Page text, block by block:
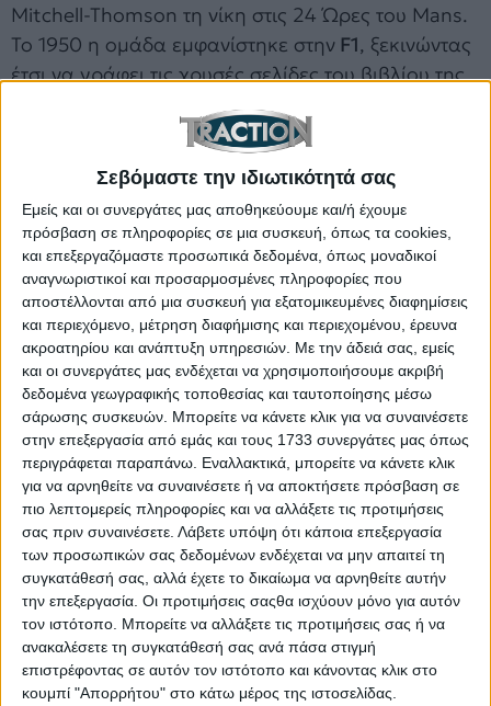
Σεβόμαστε την ιδιωτικότητά σας
Εμείς και οι συνεργάτες μας αποθηκεύουμε και/ή έχουμε
πρόσβαση σε πληροφορίες σε μια συσκευή, όπως τα cookies,
και επεξεργαζόμαστε προσωπικά δεδομένα, όπως μοναδικοί
αναγνωριστικοί και προσαρμοσμένες πληροφορίες που
αποστέλλονται από μια συσκευή για εξατομικευμένες διαφημίσεις
και περιεχόμενο, μέτρηση διαφήμισης και περιεχομένου, έρευνα
ακροατηρίου και ανάπτυξη υπηρεσιών. Με την άδειά σας, εμείς
και οι συνεργάτες μας ενδέχεται να χρησιμοποιήσουμε ακριβή
δεδομένα γεωγραφικής τοποθεσίας και ταυτοποίησης μέσω
σάρωσης συσκευών. Μπορείτε να κάνετε κλικ για να συναινέσετε
στην επεξεργασία από εμάς και τους 1733 συνεργάτες μας όπως
περιγράφεται παραπάνω. Εναλλακτικά, μπορείτε να κάνετε κλικ
για να αρνηθείτε να συναινέσετε ή να αποκτήσετε πρόσβαση σε
πιο λεπτομερείς πληροφορίες και να αλλάξετε τις προτιμήσεις
σας πριν συναινέσετε. Λάβετε υπόψη ότι κάποια επεξεργασία
των προσωπικών σας δεδομένων ενδέχεται να μην απαιτεί τη
συγκατάθεσή σας, αλλά έχετε το δικαίωμα να αρνηθείτε αυτήν
την επεξεργασία. Οι προτιμήσεις σαςθα ισχύουν μόνο για αυτόν
τον ιστότοπο. Μπορείτε να αλλάξετε τις προτιμήσεις σας ή να
ανακαλέσετε τη συγκατάθεσή σας ανά πάσα στιγμή
επιστρέφοντας σε αυτόν τον ιστότοπο και κάνοντας κλικ στο
κουμπί "Απορρήτου" στο κάτω μέρος της ιστοσελίδας.
Mitchell-Thomson τη νίκη στις 24 Ώρες του Mans.
Το 1950 η ομάδα εμφανίστηκε στην F1, ξεκινώντας
έτσι να γράφει τις χρυσές σελίδες του βιβλίου της
ιστορίας της, το οποίο απέχει πολύ από το να
Το 1965, η Fiat απέκτησε ένα μερίδιο της Ferrari
που έφτασε στο 50% το 1969, υπό τον όρο η
Ferrari να είναι υπεύθυνη για το αγωνιστικό
πρόγραμμα. Το 1974, τη θέση του Enzo ως
διευθυντή του αγωνιστικού προγράμματος
ανέλαβε ο Luca di Montezemolo, ο οποίος